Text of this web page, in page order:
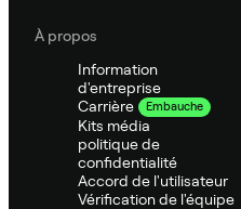
À propos
Information
d'entreprise
Carrière
Embauche
Kits média
politique de
confidentialité
Accord de l'utilisateur
Vérification de l'équipe